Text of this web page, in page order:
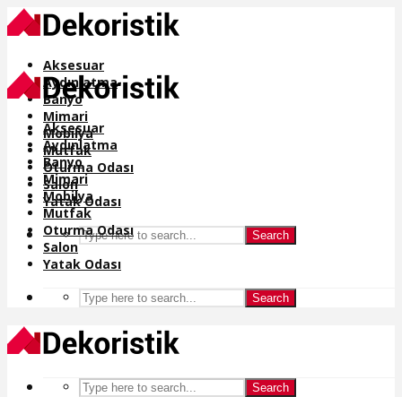
Aksesuar
Aydınlatma
Banyo
Mimari
Mobilya
Mutfak
Oturma Odası
Salon
Yatak Odası
Search
Aksesuar
Aydınlatma
Banyo
Mimari
Mobilya
Mutfak
Oturma Odası
Salon
Yatak Odası
Search
Search